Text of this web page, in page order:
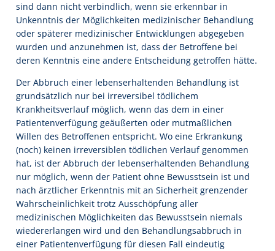
sind dann nicht verbindlich, wenn sie erkennbar in
Unkenntnis der Möglichkeiten medizinischer Behandlung
oder späterer medizinischer Entwicklungen abgegeben
wurden und anzunehmen ist, dass der Betroffene bei
deren Kenntnis eine andere Entscheidung getroffen hätte.
Der Abbruch einer lebenserhaltenden Behandlung ist
grundsätzlich nur bei irreversibel tödlichem
Krankheitsverlauf möglich, wenn das dem in einer
Patientenverfügung geäußerten oder mutmaßlichen
Willen des Betroffenen entspricht. Wo eine Erkrankung
(noch) keinen irreversiblen tödlichen Verlauf genommen
hat, ist der Abbruch der lebenserhaltenden Behandlung
nur möglich, wenn der Patient ohne Bewusstsein ist und
nach ärztlicher Erkenntnis mit an Sicherheit grenzender
Wahrscheinlichkeit trotz Ausschöpfung aller
medizinischen Möglichkeiten das Bewusstsein niemals
wiedererlangen wird und den Behandlungsabbruch in
einer Patientenverfügung für diesen Fall eindeutig